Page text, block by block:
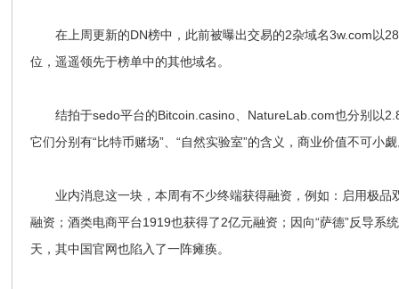
在上周更新的DN榜中，此前被曝出交易的2杂域名3w.com以
位，遥遥领先于榜单中的其他域名。
结拍于sedo平台的Bitcoin.casino、NatureLab.com也分别以
它们分别有“比特币赌场”、“自然实验室”的含义，商业价值不可小
业内消息这一块，本周有不少终端获得融资，例如：启用极
融资；酒类电商平台1919也获得了2亿元融资；因向“萨德”反导系
天，其中国官网也陷入了一阵瘫痪。